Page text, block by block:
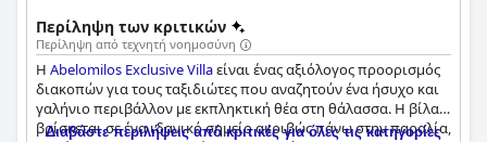
Περίληψη των κριτικών
Περίληψη από τεχνητή νοημοσύνη
Η Abelomilos Exclusive Villaείναι ένας αξιόλογος προορισμός
διακοπών για τους ταξιδιώτες που αναζητούν ένα ήσυχο και
γαλήνιο περιβάλλον με εκπληκτική θέα στη θάλασσα. Η βίλα
βρίσκεται σε ένα ιδανικό σημείο ακριβώς πάνω στην παραλία,
Διαβάστε περιλήψεις από κριτικές για όλες τις κατηγορίες